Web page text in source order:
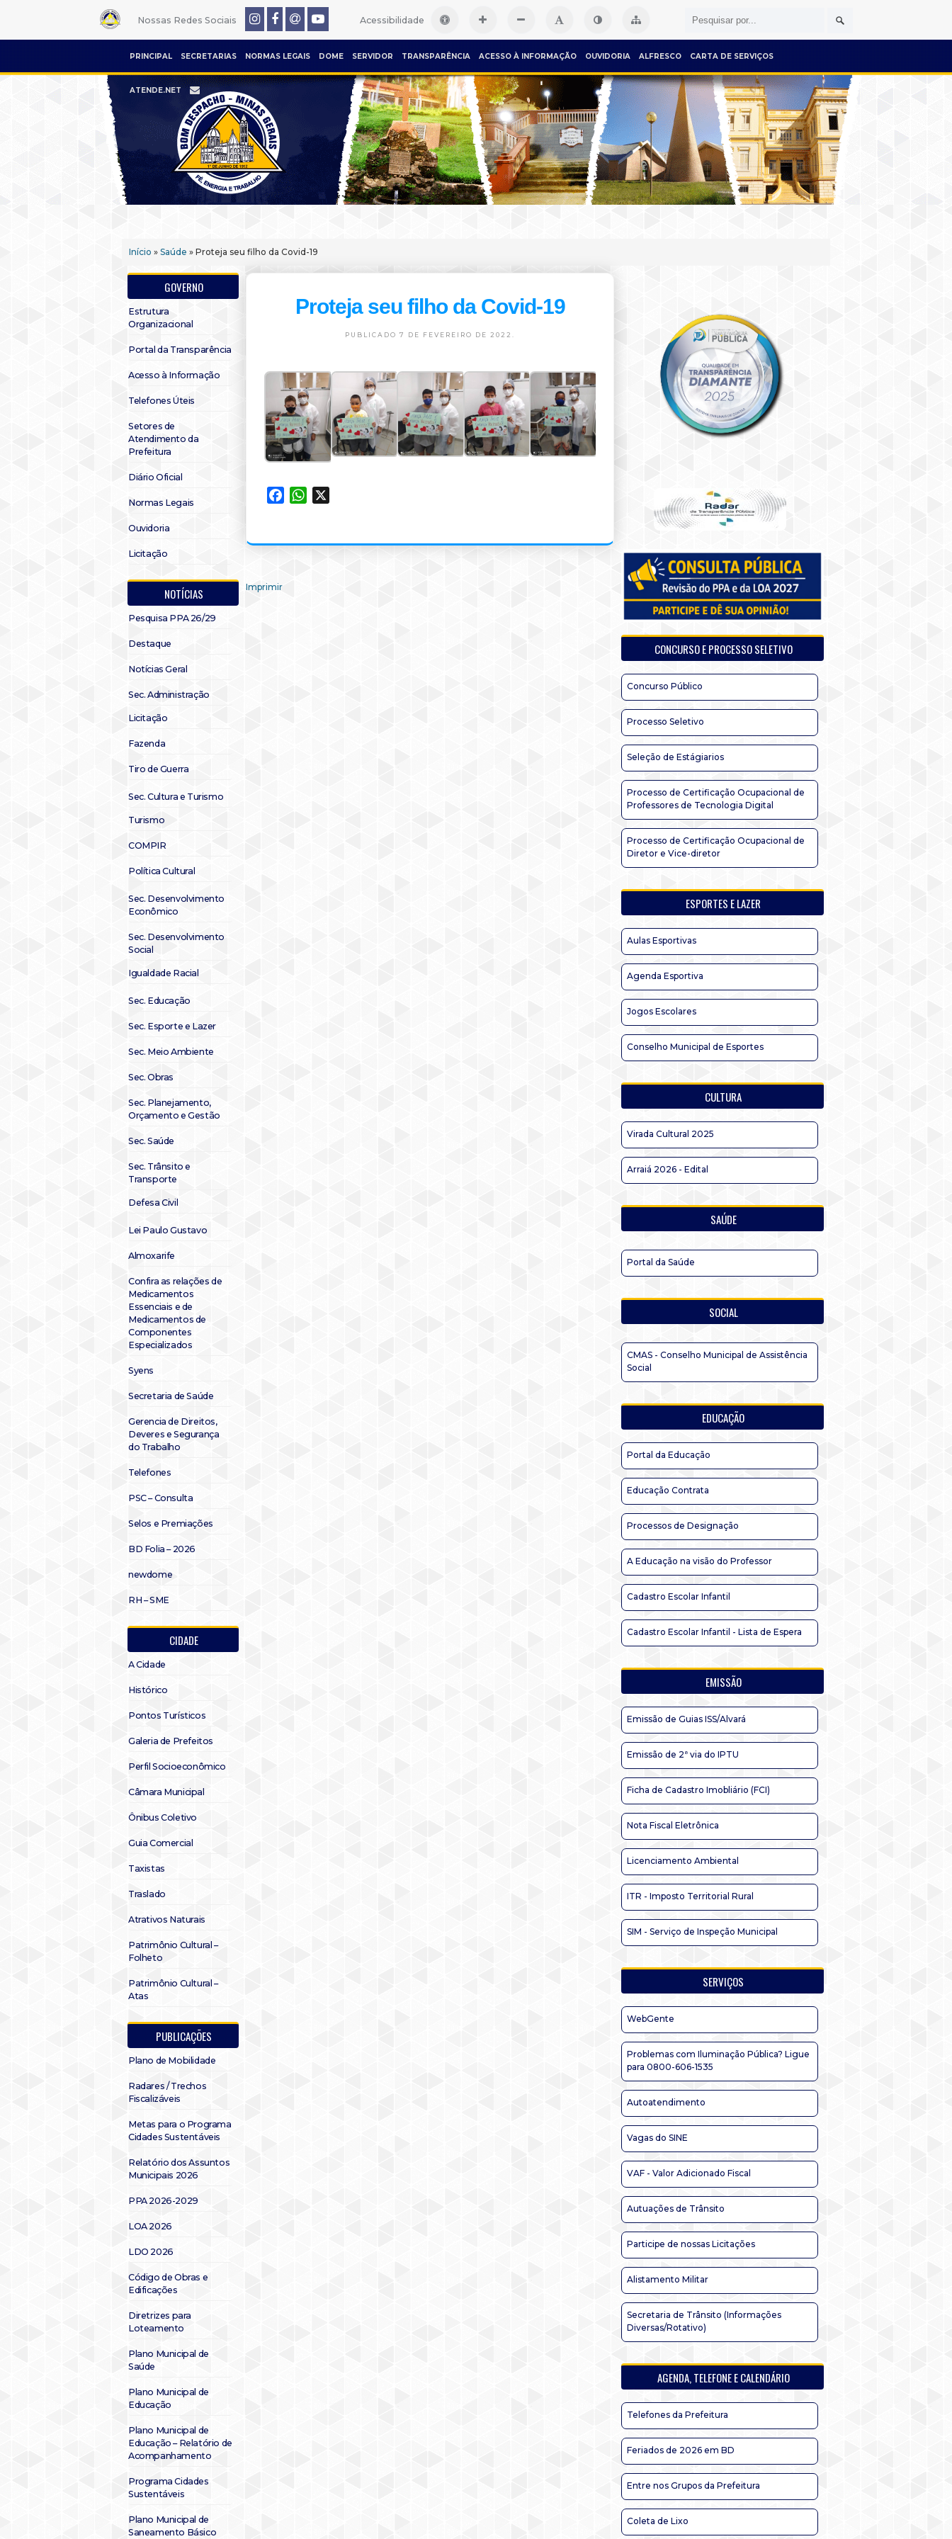
Nossas Redes Sociais Acessibilidade
PRINCIPAL SECRETARIAS NORMAS LEGAIS DOME SERVIDOR TRANSPARÊNCIA ACESSO À INFORMAÇÃO OUVIDORIA ALFRESCO CARTA DE SERVIÇOS
ATENDE.NET
Início » Saúde » Proteja seu filho da Covid-19
GOVERNO
Estrutura
Organizacional
Portal da Transparência
Acesso à Informação
Telefones Úteis
Setores de
Atendimento da
Prefeitura
Diário Oficial
Normas Legais
Ouvidoria
Licitação
NOTÍCIAS
Pesquisa PPA 26/29
Destaque
Notícias Geral
Sec. Administração
Licitação
Fazenda
Tiro de Guerra
Sec. Cultura e Turismo
Turismo
COMPIR
Política Cultural
Sec. Desenvolvimento
Econômico
Sec. Desenvolvimento
Social
Igualdade Racial
Sec. Educação
Sec. Esporte e Lazer
Sec. Meio Ambiente
Sec. Obras
Sec. Planejamento,
Orçamento e Gestão
Sec. Saúde
Sec. Trânsito e
Transporte
Defesa Civil
Lei Paulo Gustavo
Almoxarife
Confira as relações de
Medicamentos
Essenciais e de
Medicamentos de
Componentes
Especializados
Syens
Secretaria de Saúde
Gerencia de Direitos,
Deveres e Segurança
do Trabalho
Telefones
PSC – Consulta
Selos e Premiações
BD Folia – 2026
newdome
RH – SME
CIDADE
A Cidade
Histórico
Pontos Turísticos
Galeria de Prefeitos
Perfil Socioeconômico
Câmara Municipal
Ônibus Coletivo
Guia Comercial
Taxistas
Traslado
Atrativos Naturais
Patrimônio Cultural –
Folheto
Patrimônio Cultural –
Atas
PUBLICAÇÕES
Plano de Mobilidade
Radares / Trechos
Fiscalizáveis
Metas para o Programa
Cidades Sustentáveis
Relatório dos Assuntos
Municipais 2026
PPA 2026-2029
LOA 2026
LDO 2026
Código de Obras e
Edificações
Diretrizes para
Loteamento
Plano Municipal de
Saúde
Plano Municipal de
Educação
Plano Municipal de
Educação – Relatório de
Acompanhamento
Programa Cidades
Sustentáveis
Plano Municipal de
Saneamento Básico
Proteja seu filho da Covid-19
PUBLICADO 7 DE FEVEREIRO DE 2022.
FacebookWhatsApp
Imprimir
CONCURSO E PROCESSO SELETIVO
Concurso Público
Processo Seletivo
Seleção de Estágiarios
Processo de Certificação Ocupacional de
Professores de Tecnologia Digital
Processo de Certificação Ocupacional de
Diretor e Vice-diretor
ESPORTES E LAZER
Aulas Esportivas
Agenda Esportiva
Jogos Escolares
Conselho Municipal de Esportes
CULTURA
Virada Cultural 2025
Arraiá 2026 - Edital
SAÚDE
Portal da Saúde
SOCIAL
CMAS - Conselho Municipal de Assistência
Social
EDUCAÇÃO
Portal da Educação
Educação Contrata
Processos de Designação
A Educação na visão do Professor
Cadastro Escolar Infantil
Cadastro Escolar Infantil - Lista de Espera
EMISSÃO
Emissão de Guias ISS/Alvará
Emissão de 2ª via do IPTU
Ficha de Cadastro Imobliário (FCI)
Nota Fiscal Eletrônica
Licenciamento Ambiental
ITR - Imposto Territorial Rural
SIM - Serviço de Inspeção Municipal
SERVIÇOS
WebGente
Problemas com Iluminação Pública? Ligue
para 0800-606-1535
Autoatendimento
Vagas do SINE
VAF - Valor Adicionado Fiscal
Autuações de Trânsito
Participe de nossas Licitações
Alistamento Militar
Secretaria de Trânsito (Informações
Diversas/Rotativo)
AGENDA, TELEFONE E CALENDÁRIO
Telefones da Prefeitura
Feriados de 2026 em BD
Entre nos Grupos da Prefeitura
Coleta de Lixo